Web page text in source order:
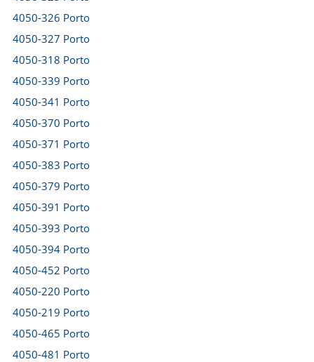
4050-326 Porto
4050-327 Porto
4050-318 Porto
4050-339 Porto
4050-341 Porto
4050-370 Porto
4050-371 Porto
4050-383 Porto
4050-379 Porto
4050-391 Porto
4050-393 Porto
4050-394 Porto
4050-452 Porto
4050-220 Porto
4050-219 Porto
4050-465 Porto
4050-481 Porto